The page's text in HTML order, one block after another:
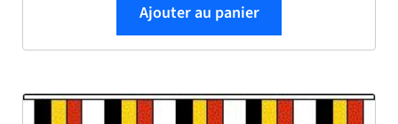
Ajouter au panier